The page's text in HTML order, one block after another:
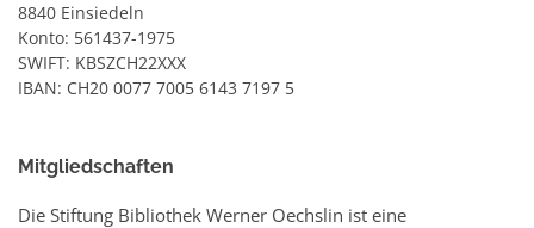
8840 Einsiedeln
Konto: 561437-1975
SWIFT: KBSZCH22XXX
IBAN: CH20 0077 7005 6143 7197 5
Mitgliedschaften
Die Stiftung Bibliothek Werner Oechslin ist eine